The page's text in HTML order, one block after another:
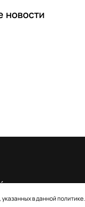
новости
в данной политике.